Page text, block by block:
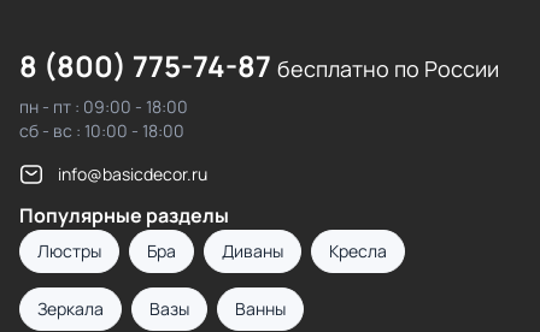
8 (800) 775-74-87 бесплатно по России
пн - пт : 09:00 - 18:00
сб - вс : 10:00 - 18:00
info@basicdecor.ru
Популярные разделы
Люстры Бра Диваны Кресла
Зеркала Вазы Ванны